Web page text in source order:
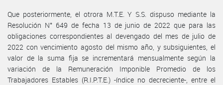
Que posteriormente, el otrora M.T.E. Y S.S. dispuso mediante la
Resolución N° 649 de fecha 13 de junio de 2022 que para las
obligaciones correspondientes al devengado del mes de julio de
2022 con vencimiento agosto del mismo año, y subsiguientes, el
valor de la suma fija se incrementará mensualmente según la
variación de la Remuneración Imponible Promedio de los
Trabajadores Estables (R.I.P.T.E.) -índice no decreciente-, entre el